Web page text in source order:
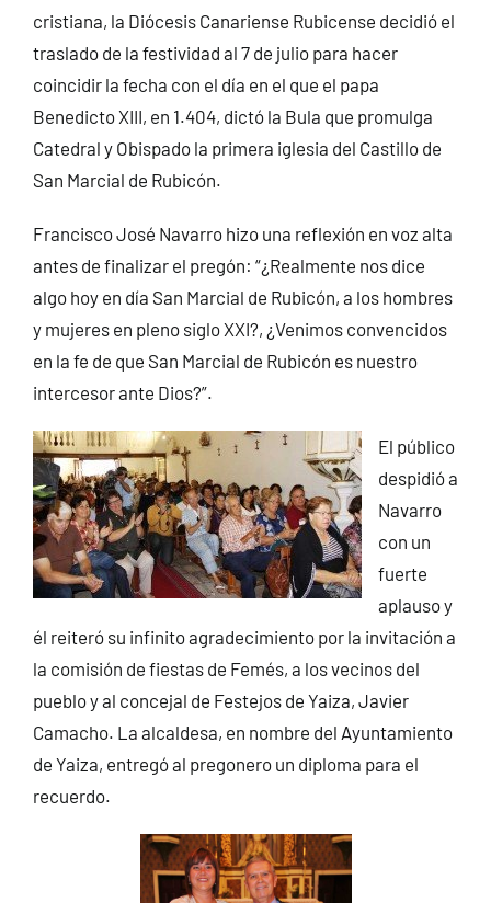
cristiana, la Diócesis Canariense Rubicense decidió el
traslado de la festividad al 7 de julio para hacer
coincidir la fecha con el día en el que el papa
Benedicto XIII, en 1.404, dictó la Bula que promulga
Catedral y Obispado la primera iglesia del Castillo de
San Marcial de Rubicón.
Francisco José Navarro hizo una reflexión en voz alta
antes de finalizar el pregón: “¿Realmente nos dice
algo hoy en día San Marcial de Rubicón, a los hombres
y mujeres en pleno siglo XXI?, ¿Venimos convencidos
en la fe de que San Marcial de Rubicón es nuestro
intercesor ante Dios?”.
El público
despidió a
Navarro
con un
fuerte
aplauso y
él reiteró su infinito agradecimiento por la invitación a
la comisión de fiestas de Femés, a los vecinos del
pueblo y al concejal de Festejos de Yaiza, Javier
Camacho. La alcaldesa, en nombre del Ayuntamiento
de Yaiza, entregó al pregonero un diploma para el
recuerdo.